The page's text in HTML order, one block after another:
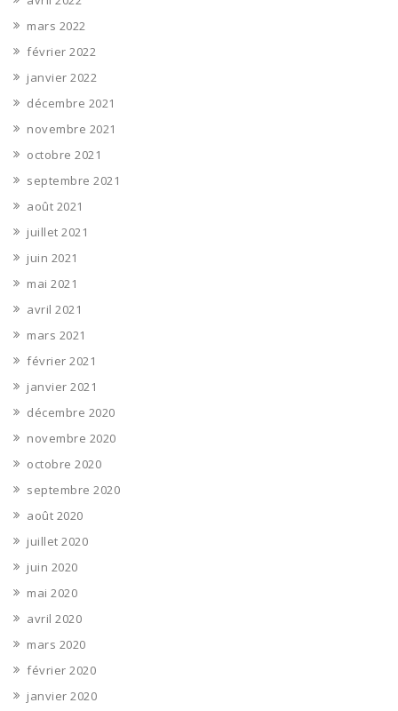
mars 2022
février 2022
janvier 2022
décembre 2021
novembre 2021
octobre 2021
septembre 2021
août 2021
juillet 2021
juin 2021
mai 2021
avril 2021
mars 2021
février 2021
janvier 2021
décembre 2020
novembre 2020
octobre 2020
septembre 2020
août 2020
juillet 2020
juin 2020
mai 2020
avril 2020
mars 2020
février 2020
janvier 2020